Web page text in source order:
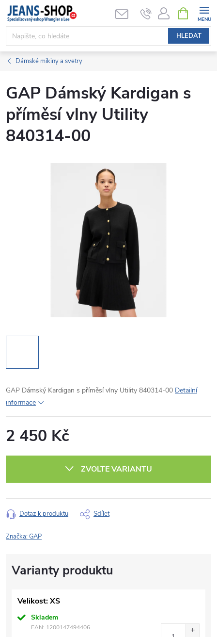
Přejít
obsah
HLEDAT
NÁKUPNÍ
KOŠÍK
Dámské mikiny a svetry
GAP Dámský Kardigan s
příměsí vlny Utility
840314-00
GAP Dámský Kardigan s příměsí vlny Utility 840314-00 Detailní
informace
2 450 Kč
ZVOLTE VARIANTU
Dotaz k produktu Sdílet
Značka:GAP
Velikost: XS
Skladem
EAN: 1200147494406